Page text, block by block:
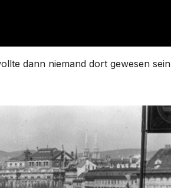
dann niemand dort gewesen sein